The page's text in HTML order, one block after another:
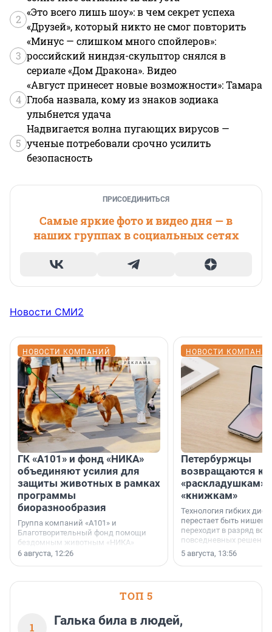
2
«Это всего лишь шоу»: в чем секрет успеха
«Друзей», который никто не смог повторить
3
«Минус — слишком много спойлеров»:
российский ниндзя-скульптор снялся в
сериале «Дом Дракона». Видео
4
«Август принесет новые возможности»: Тамара
Глоба назвала, кому из знаков зодиака
улыбнется удача
5
Надвигается волна пугающих вирусов —
ученые потребовали срочно усилить
безопасность
ПРИСОЕДИНИТЬСЯ
Самые яркие фото и видео дня — в
наших группах в социальных сетях
Новости СМИ2
НОВОСТИ КОМПАНИЙ
ГК «А101» и фонд «НИКА»
объединяют усилия для
защиты животных в рамках
программы
биоразнообразия
Группа компаний «А101» и
Благотворительный фонд помощи
бездомным животным «НИКА»
заключили соглашение о
6 августа, 12:26
НОВОСТИ
Петербуржцы
возвращаются к
«раскладушкам»
«книжкам»
Технология гибких
перестает быть
переходит в разряд
повседневных
5 августа, 13:56
ТОП 5
1
Галька била в людей,